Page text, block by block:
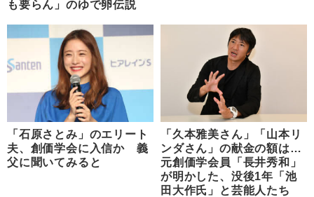
も要らん」のゆで卵伝説
「石原さとみ」のエリート
夫、創価学会に入信か 義
父に聞いてみると
「久本雅美さん」「山本リ
ンダさん」の献金の額は…
元創価学会員「長井秀和」
が明かした、没後1年「池
田大作氏」と芸能人たち